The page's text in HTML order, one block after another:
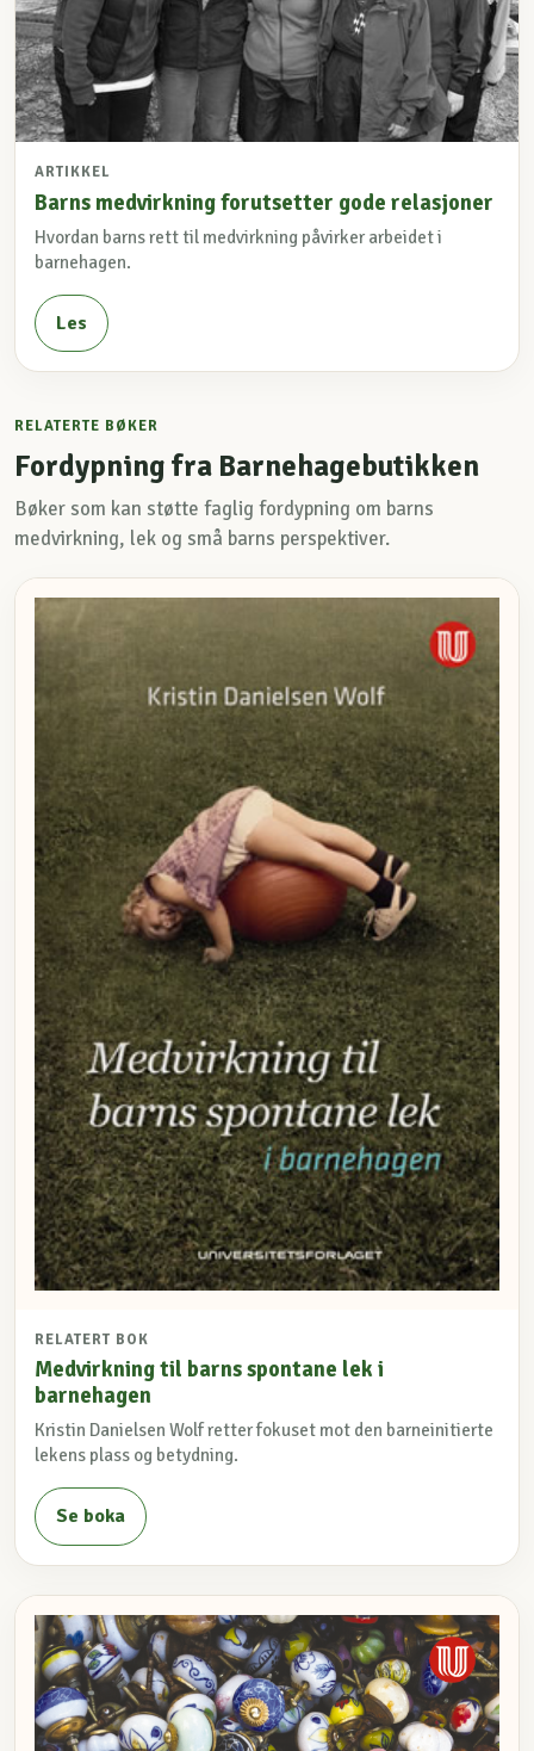
ARTIKKEL
Barns medvirkning forutsetter gode relasjoner
Hvordan barns rett til medvirkning påvirker arbeidet i
barnehagen.
Les
RELATERTE BØKER
Fordypning fra Barnehagebutikken
Bøker som kan støtte faglig fordypning om barns
medvirkning, lek og små barns perspektiver.
RELATERT BOK
Medvirkning til barns spontane lek i
barnehagen
Kristin Danielsen Wolf retter fokuset mot den barneinitierte
lekens plass og betydning.
Se boka